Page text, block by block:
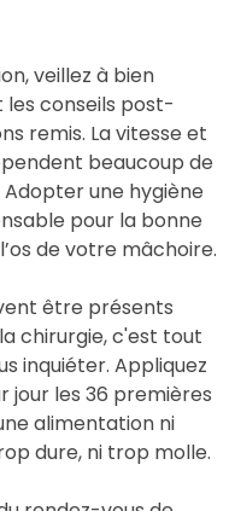
veillez à bien
conseils post-
remis. La vitesse et
beaucoup de
une hygiène
pour la bonne
de votre mâchoire.
être présents
chirurgie, c'est tout
inquiéter. Appliquez
jour les 36 premières
alimentation ni
dure, ni trop molle.